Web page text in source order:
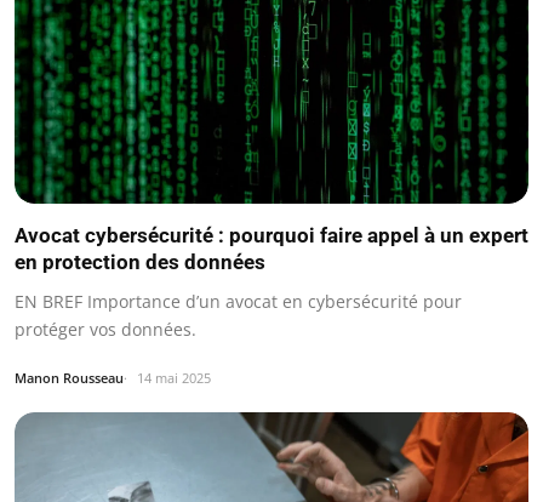
Avocat cybersécurité : pourquoi faire appel à un expert
en protection des données
EN BREF Importance d’un avocat en cybersécurité pour
protéger vos données.
Manon Rousseau 14 mai 2025